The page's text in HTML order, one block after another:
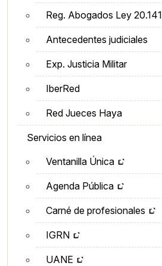
Reg. Abogados Ley 20.141
Antecedentes judiciales
Exp. Justicia Militar
IberRed
Red Jueces Haya
Servicios en línea
Ventanilla Única
Agenda Pública
Carné de profesionales
IGRN
UANE